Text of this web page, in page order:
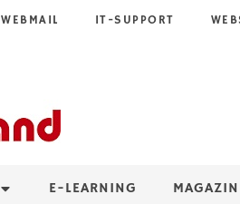
WEBMAIL IT-SUPPORT
E-LEARNING MAGAZIN